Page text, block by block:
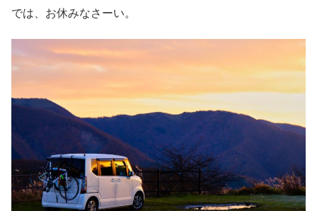
では、お休みなさーい。